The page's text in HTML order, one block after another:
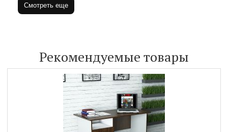
Смотреть еще
Рекомендуемые товары